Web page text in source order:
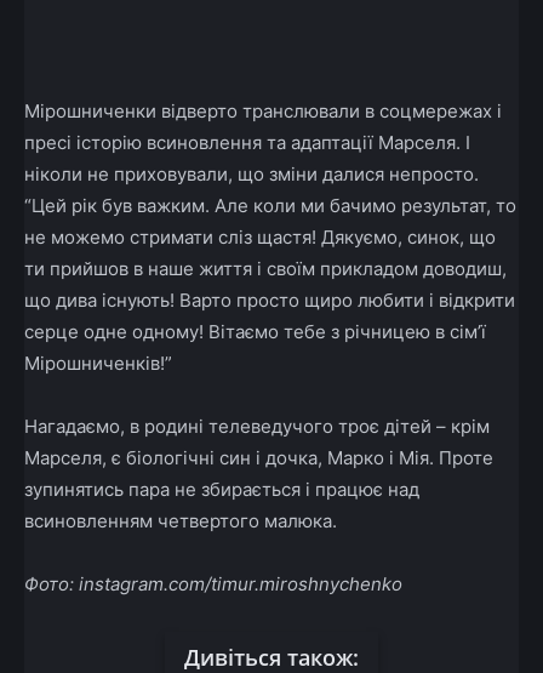
Мірошниченки відверто транслювали в соцмережах і
пресі історію всиновлення та адаптації Марселя. І
ніколи не приховували, що зміни далися непросто.
“Цей рік був важким. Але коли ми бачимо результат, то
не можемо стримати сліз щастя! Дякуємо, синок, що
ти прийшов в наше життя і своїм прикладом доводиш,
що дива існують! Варто просто щиро любити і відкрити
серце одне одному! Вітаємо тебе з річницею в сім’ї
Мірошниченків!”
Нагадаємо, в родині телеведучого троє дітей – крім
Марселя, є біологічні син і дочка, Марко і Мія. Проте
зупинятись пара не збирається і працює над
всиновленням четвертого малюка.
Фото: instagram.com/timur.miroshnychenko
Дивіться також: